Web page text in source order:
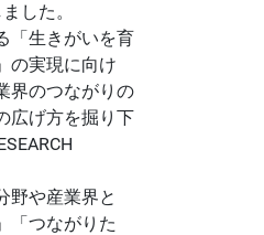
した。
「生きがいを育
の実現に向け
界のつながりの
広げ方を掘り下
や産業界と
「つながりた